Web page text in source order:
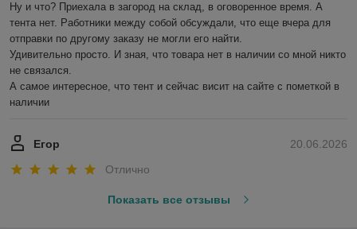
Ну и что? Приехала в загород на склад, в оговоренное время. А
тента нет. Работники между собой обсуждали, что еще вчера для
отправки по другому заказу не могли его найти.
Удивительно просто. И зная, что товара нет в наличии со мной никто
не связался.
А самое интересное, что тент и сейчас висит на сайте с пометкой в
наличии
20.06.2026
Егор
Отлично
Показать все отзывы